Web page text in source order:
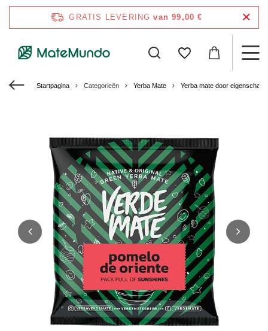
GRATIS LEVERING van 99,00 €
Startpagina Categorieën Yerba Mate Yerba mate door